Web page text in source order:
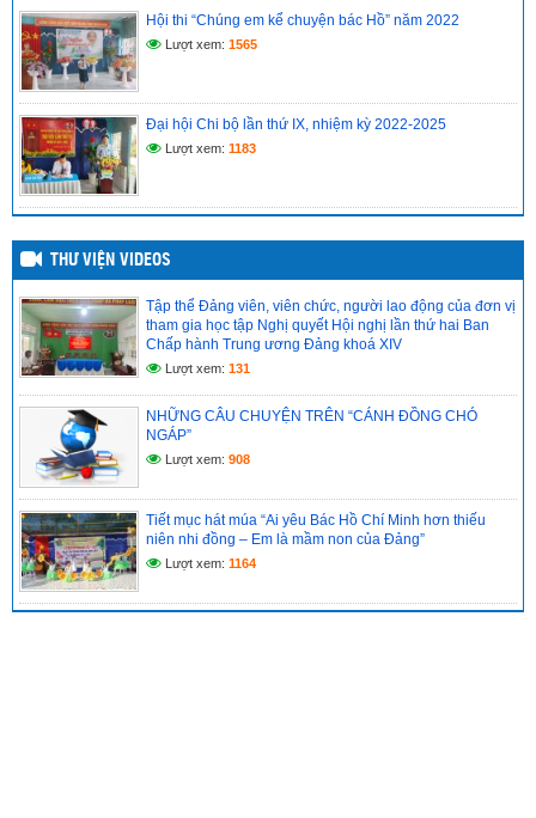
(12/05/2026)
Hội thi “Chúng em kể chuyện bác Hồ” năm 2022
Lượt xem: 1565
Đại hội Chi bộ lần thứ IX, nhiệm kỳ 2022-2025
Lượt xem: 1183
THƯ VIỆN VIDEOS
Tập thể Đảng viên, viên chức, người lao động của đơn vị
tham gia học tập Nghị quyết Hội nghị lần thứ hai Ban
Chấp hành Trung ương Đảng khoá XIV
Lượt xem: 131
NHỮNG CÂU CHUYỆN TRÊN “CÁNH ĐỒNG CHÓ
NGÁP”
Lượt xem: 908
Tiết mục hát múa “Ai yêu Bác Hồ Chí Minh hơn thiếu
niên nhi đồng – Em là mầm non của Đảng”
Lượt xem: 1164